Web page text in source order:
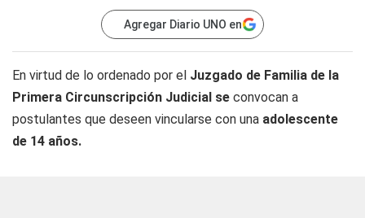
Agregar Diario UNO en
En virtud de lo ordenado por el Juzgado de Familia de la
Primera Circunscripción Judicial se convocan a
postulantes que deseen vincularse con una adolescente
de 14 años.